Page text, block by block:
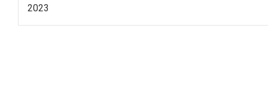
2023